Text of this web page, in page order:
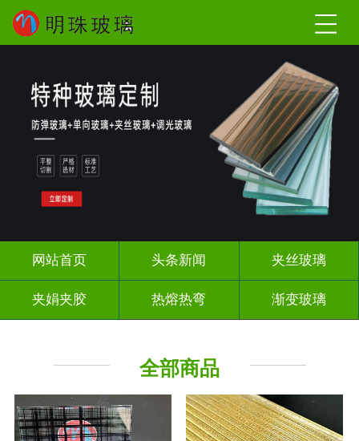
网站首页 头条新闻 夹丝玻璃
夹娟夹胶 热熔热弯 渐变玻璃
全部商品